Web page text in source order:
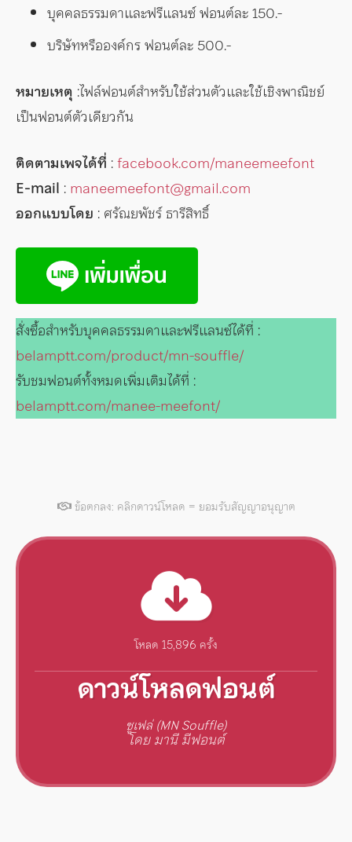
บุคคลธรรมดาและฟรีแลนซ์ ฟอนต์ละ 150.-
บริษัทหรือองค์กร ฟอนต์ละ 500.-
หมายเหตุ :ไฟล์ฟอนต์สำหรับใช้ส่วนตัวและใช้เชิงพาณิชย์
เป็นฟอนต์ตัวเดียวกัน
ติดตามเพจได้ที่ :facebook.com/maneemeefont
E-mail : maneemeefont@gmail.com
ออกแบบโดย : ศรัณยพัชร์ ธารีสิทธิ์
สั่งซื้อสำหรับบุคคลธรรมดาและฟรีแลนซ์ได้ที่ :
belamptt.com/product/mn-souffle/
รับชมฟอนต์ทั้งหมดเพิ่มเติมได้ที่ :
belamptt.com/manee-meefont/
ข้อตกลง: คลิกดาวน์โหลด = ยอมรับสัญญาอนุญาต
โหลด 15,896 ครั้ง
ดาวน์โหลดฟอนต์
ซูเฟล่ (MN Souffle)
โดย มานี มีฟอนต์